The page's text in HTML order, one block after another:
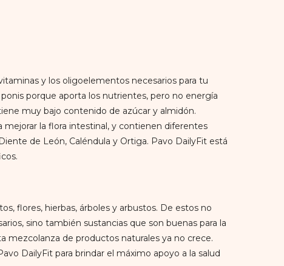
y los oligoelementos necesarios para tu
porque aporta los nutrientes, pero no energía
muy bajo contenido de azúcar y almidón.
mejorar la flora intestinal, y contienen diferentes
de León, Caléndula y Ortiga. Pavo DailyFit está
flores, hierbas, árboles y arbustos. De estos no
sino también sustancias que son buenas para la
mezcolanza de productos naturales ya no crece.
DailyFit para brindar el máximo apoyo a la salud